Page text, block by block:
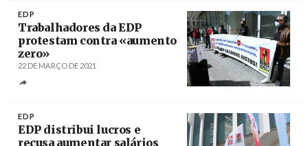
EDP
Trabalhadores da EDP
protestam contra «aumento
zero»
22 DE MARÇO DE 2021
EDP
EDP distribui lucros e
recusa aumentar salários